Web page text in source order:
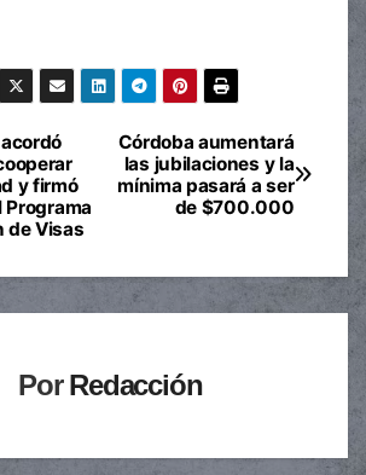
Córdoba aumentará
las jubilaciones y la
mínima pasará a ser
de $700.000
y firmó
Programa
de Visas
PorRedacción